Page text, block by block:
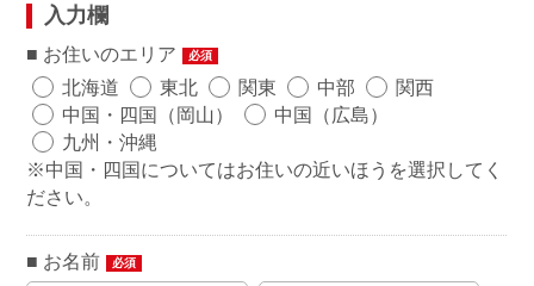
入力欄
お住いのエリア 必須
北海道 東北 関東 中部
関西
中国・四国（岡山）
中国（広島）
九州・沖縄
※中国・四国についてはお住いの近いほうを選択してく
ださい。
お名前 必須